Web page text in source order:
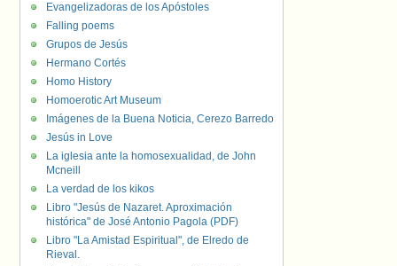
Evangelizadoras de los Apóstoles
Falling poems
Grupos de Jesús
Hermano Cortés
Homo History
Homoerotic Art Museum
Imágenes de la Buena Noticia, Cerezo Barredo
Jesús in Love
La iglesia ante la homosexualidad, de John
Mcneill
La verdad de los kikos
Libro "Jesús de Nazaret. Aproximación
histórica" de José Antonio Pagola (PDF)
Libro "La Amistad Espiritual", de Elredo de
Rieval.